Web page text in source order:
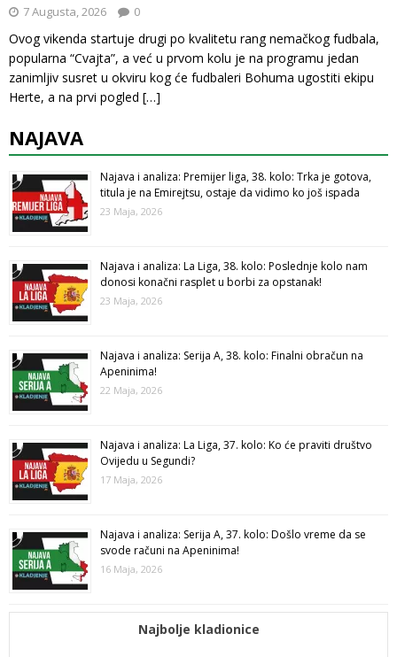
7 Augusta, 2026 0
Ovog vikenda startuje drugi po kvalitetu rang nemačkog fudbala,
popularna “Cvajta”, a već u prvom kolu je na programu jedan
zanimljiv susret u okviru kog će fudbaleri Bohuma ugostiti ekipu
Herte, a na prvi pogled […]
NAJAVA
Najava i analiza: Premijer liga, 38. kolo: Trka je gotova,
titula je na Emirejtsu, ostaje da vidimo ko još ispada
23 Maja, 2026
Najava i analiza: La Liga, 38. kolo: Poslednje kolo nam
donosi konačni rasplet u borbi za opstanak!
23 Maja, 2026
Najava i analiza: Serija A, 38. kolo: Finalni obračun na
Apeninima!
22 Maja, 2026
Najava i analiza: La Liga, 37. kolo: Ko će praviti društvo
Ovijedu u Segundi?
17 Maja, 2026
Najava i analiza: Serija A, 37. kolo: Došlo vreme da se
svode računi na Apeninima!
16 Maja, 2026
Najbolje kladionice